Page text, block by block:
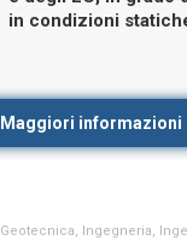
in condizioni
Maggiori informazioni
Geotecnica, Ingegneria,